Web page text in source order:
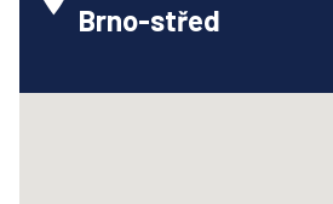
Brno-střed